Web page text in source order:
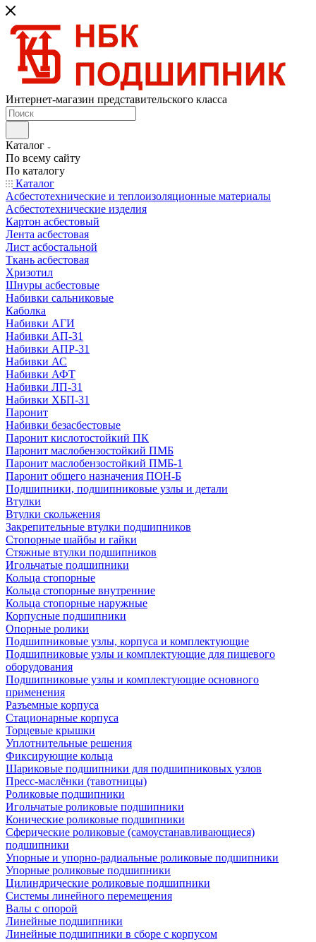
Интернет-магазин представительского класса
Каталог
По всему сайту
По каталогу
Каталог
Асбестотехнические и теплоизоляционные материалы
Асбестотехнические изделия
Картон асбестовый
Лента асбестовая
Лист асбостальной
Ткань асбестовая
Хризотил
Шнуры асбестовые
Набивки сальниковые
Каболка
Набивки АГИ
Набивки АП-31
Набивки АПР-31
Набивки АС
Набивки АФТ
Набивки ЛП-31
Набивки ХБП-31
Паронит
Набивки безасбестовые
Паронит кислотостойкий ПК
Паронит маслобензостойкий ПМБ
Паронит маслобензостойкий ПМБ-1
Паронит общего назначения ПОН-Б
Подшипники, подшипниковые узлы и детали
Втулки
Втулки скольжения
Закрепительные втулки подшипников
Стопорные шайбы и гайки
Стяжные втулки подшипников
Игольчатые подшипники
Кольца стопорные
Кольца стопорные внутренние
Кольца стопорные наружные
Корпусные подшипники
Опорные ролики
Подшипниковые узлы, корпуса и комплектующие
Подшипниковые узлы и комплектующие для пищевого
оборудования
Подшипниковые узлы и комплектующие основного
применения
Разъемные корпуса
Стационарные корпуса
Торцевые крышки
Уплотнительные решения
Фиксирующие кольца
Шариковые подшипники для подшипниковых узлов
Пресс-маслёнки (тавотницы)
Роликовые подшипники
Игольчатые роликовые подшипники
Конические роликовые подшипники
Сферические роликовые (самоустанавливающиеся)
подшипники
Упорные и упорно-радиальные роликовые подшипники
Упорные роликовые подшипники
Цилиндрические роликовые подшипники
Системы линейного перемещения
Валы с опорой
Линейные подшипники
Линейные подшипники в сборе с корпусом